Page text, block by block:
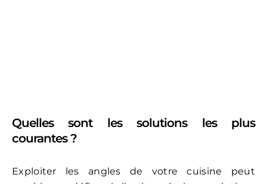
Quelles sont les solutions les plus
courantes ?
Exploiter les angles de votre cuisine peut